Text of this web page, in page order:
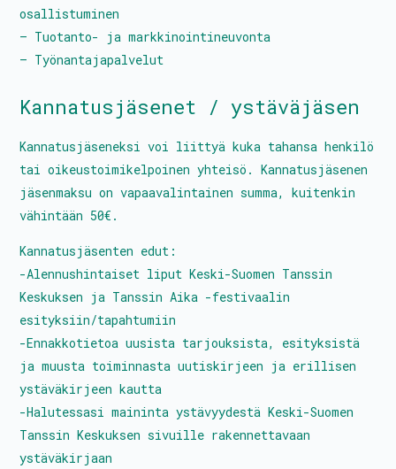
PROtunnit
Palkkatilauslomake
Liity jäseneksi
Hallitus
Tietoa toiminnasta
Media
Yhteystiedot
osallistuminen
– Tuotanto- ja markkinointineuvonta
– Työnantajapalvelut
Kannatusjäsenet / ystäväjäsen
Kannatusjäseneksi voi liittyä kuka tahansa henkilö
tai oikeustoimikelpoinen yhteisö. Kannatusjäsenen
jäsenmaksu on vapaavalintainen summa, kuitenkin
vähintään 50€.
Kannatusjäsenten edut:
-Alennushintaiset liput Keski-Suomen Tanssin
Keskuksen ja Tanssin Aika -festivaalin
esityksiin/tapahtumiin
-Ennakkotietoa uusista tarjouksista, esityksistä
ja muusta toiminnasta uutiskirjeen ja erillisen
ystäväkirjeen kautta
-Halutessasi maininta ystävyydestä Keski-Suomen
Tanssin Keskuksen sivuille rakennettavaan
ystäväkirjaan